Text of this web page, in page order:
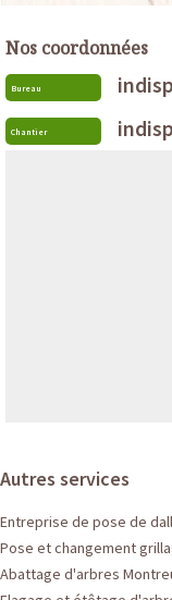
Nos coordonnées
Bureau
Chantier
Autres services
Entreprise de pose de
Pose et changement
Abattage d'arbres